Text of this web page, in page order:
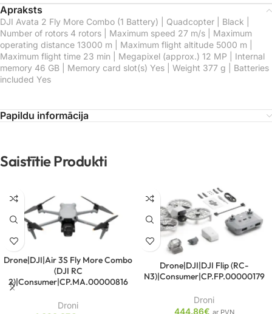
Apraksts
DJI Avata 2 Fly More Combo (1 Battery) | Quadcopter | Black |
Number of rotors 4 rotors | Maximum speed 27 m/s | Maximum
operating distance 13000 m | Maximum flight altitude 5000 m |
Maximum flight time 23 min | Megapixel (approx.) 12 MP | Internal
memory 46 GB | Memory card slot(s) Yes | Weight 377 g | Batteries
included Yes
Papildu informācija
Saistītie Produkti
Drone|DJI|Air 3S Fly More Combo
(DJI RC
2)|Consumer|CP.MA.00000816
Droni
Drone|DJI|DJI Flip (RC-
N3)|Consumer|CP.FP.00000179
Droni
444.86€ ar PVN